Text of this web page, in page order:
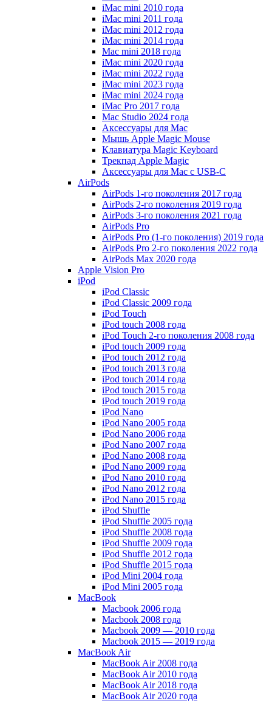
iMac mini 2010 года
iMac mini 2011 года
iMac mini 2012 года
iMac mini 2014 года
Mac mini 2018 года
iMac mini 2020 года
iMac mini 2022 года
iMac mini 2023 года
iMac mini 2024 года
iMac Pro 2017 года
Mac Studio 2024 года
Аксессуары для Mac
Мышь Apple Magic Mouse
Клавиатура Magic Keyboard
Трекпад Apple Magic
Аксессуары для Mac с USB-C
AirPods
AirPods 1-го поколения 2017 года
AirPods 2-го поколения 2019 года
AirPods 3-го поколения 2021 года
AirPods Pro
AirPods Pro (1-го поколения) 2019 года
AirPods Pro 2-го поколения 2022 года
AirPods Max 2020 года
Apple Vision Pro
iPod
iPod Classic
iPod Classic 2009 года
iPod Touch
iPod touch 2008 года
iPod Touch 2-го поколения 2008 года
iPod touch 2009 года
iPod touch 2012 года
iPod touch 2013 года
iPod touch 2014 года
iPod touch 2015 года
iPod touch 2019 года
iPod Nano
iPod Nano 2005 года
iPod Nano 2006 года
iPod Nano 2007 года
iPod Nano 2008 года
iPod Nano 2009 года
iPod Nano 2010 года
iPod Nano 2012 года
iPod Nano 2015 года
iPod Shuffle
iPod Shuffle 2005 года
iPod Shuffle 2008 года
iPod Shuffle 2009 года
iPod Shuffle 2012 года
iPod Shuffle 2015 года
iPod Mini 2004 года
iPod Mini 2005 года
MacBook
Macbook 2006 года
Macbook 2008 года
Macbook 2009 — 2010 года
Macbook 2015 — 2019 года
MacBook Air
MacBook Air 2008 года
MacBook Air 2010 года
MacBook Air 2018 года
MacBook Air 2020 года